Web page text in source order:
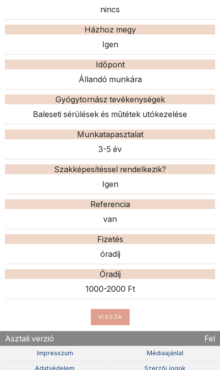
nincs
Házhoz megy
Igen
Időpont
Állandó munkára
Gyógytornász tevékenységek
Baleseti sérülések és műtétek utókezelése
Munkatapasztalat
3-5 év
Szakképesítéssel rendelkezik?
Igen
Referencia
van
Fizetés
óradíj
Óradíj
1000-2000 Ft
VISSZA
Asztali verzió Fel
Impresszum Médiaajánlat
Adatvédelem Szerzõi jogok